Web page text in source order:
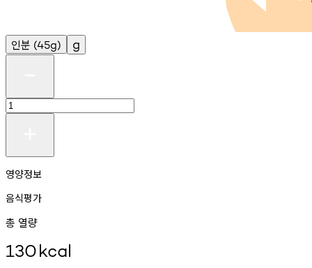
인분 (45g) g
영양정보
음식평가
총 열량
130kcal